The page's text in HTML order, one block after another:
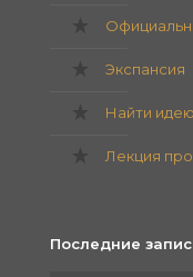
Экспансия
Найти идею
Лекция
Последние